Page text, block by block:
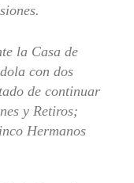
la Casa de
con dos
de continuar
y Retiros;
Hermanos